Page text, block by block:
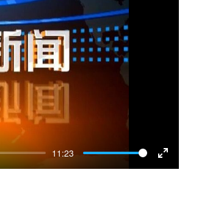
11:23
Enter